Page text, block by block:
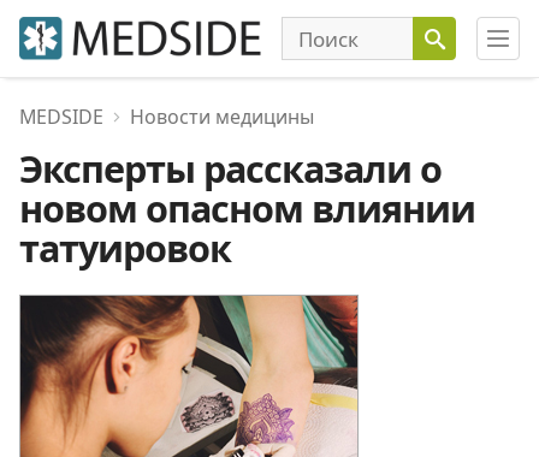
MEDSIDE Новости медицины
Эксперты рассказали о
новом опасном влиянии
татуировок